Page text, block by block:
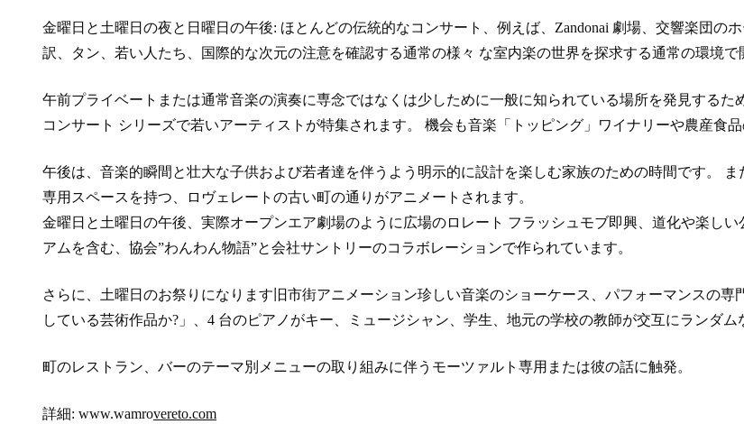
金曜日と土曜日の夜と日曜日の午後: ほとんどの伝統的なコンサート、例えば、Zandonai 劇場、交響楽団の
訳、タン、若い人たち、国際的な次元の注意を確認する通常の様々 な室内楽の世界を探求する通常の環境で
午前プライベートまたは通常音楽の演奏に専念ではなくは少しために一般に知られている場所を発見する
コンサート シリーズで若いアーティストが特集されます。 機会も音楽「トッピング」ワイナリーや農産食
午後は、音楽的瞬間と壮大な子供および若者達を伴うよう明示的に設計を楽しむ家族のための時間です。
専用スペースを持つ、ロヴェレートの古い町の通りがアニメートされます。
金曜日と土曜日の午後、実際オープンエア劇場のように広場のロレート フラッシュモブ即興、道化や楽し
アムを含む、協会”わんわん物語”と会社サントリーのコラボレーションで作られています。
さらに、土曜日のお祭りになります旧市街アニメーション珍しい音楽のショーケース、パフォーマンスの
している芸術作品か?」、4 台のピアノがキー、ミュージシャン、学生、地元の学校の教師が交互にランダ
町のレストラン、バーのテーマ別メニューの取り組みに伴うモーツァルト専用または彼の話に触発。
詳細: www.wamrovereto.com